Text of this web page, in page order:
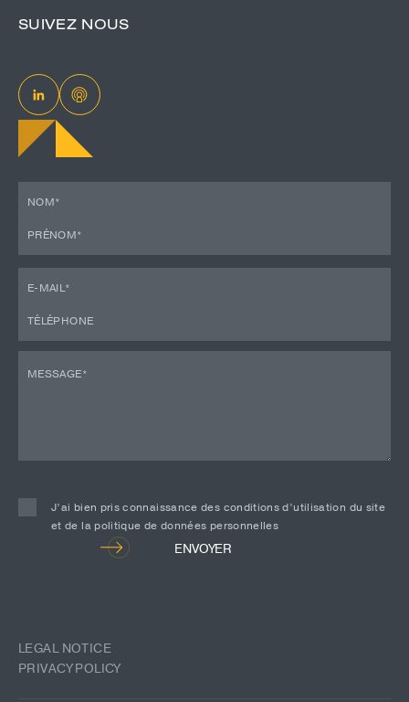
SUIVEZ NOUS
J’ai bien pris connaissance des conditions d’utilisation du site
et de la politique de données personnelles
ENVOYER
LEGAL NOTICE
PRIVACY POLICY